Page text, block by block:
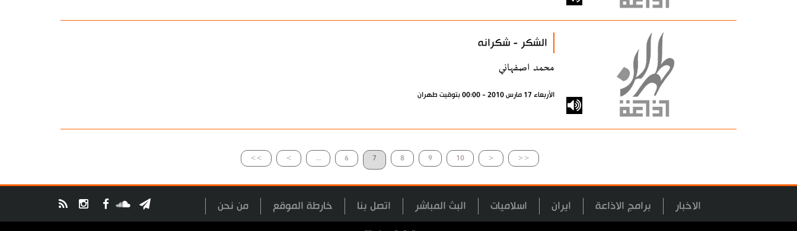
الشكر - شكرانه
محمد اصفهاني
الأربعاء 17 مارس 2010 - 00:00 بتوقيت طهران
>> > ... 6 7 8 9 10 < <<
الاخبار برامج الاذاعة ايران اسلاميات البث المباشر اتصل بنا خارطة الموقع من نحن